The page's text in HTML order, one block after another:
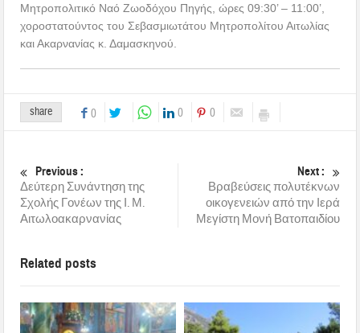
Μητροπολιτικό Ναό Ζωοδόχου Πηγής, ώρες 09:30’ – 11:00’,
χοροστατούντος του Σεβασμιωτάτου Μητροπολίτου Αιτωλίας
και Ακαρνανίας κ. Δαμασκηνού.
share 0 0 0
Previous :
Δεύτερη Συνάντηση της
Σχολής Γονέων της Ι. Μ.
Αιτωλοακαρνανίας
Next :
Βραβεύσεις πολυτέκνων
οικογενειών από την Ιερά
Μεγίστη Μονή Βατοπαιδίου
Related posts